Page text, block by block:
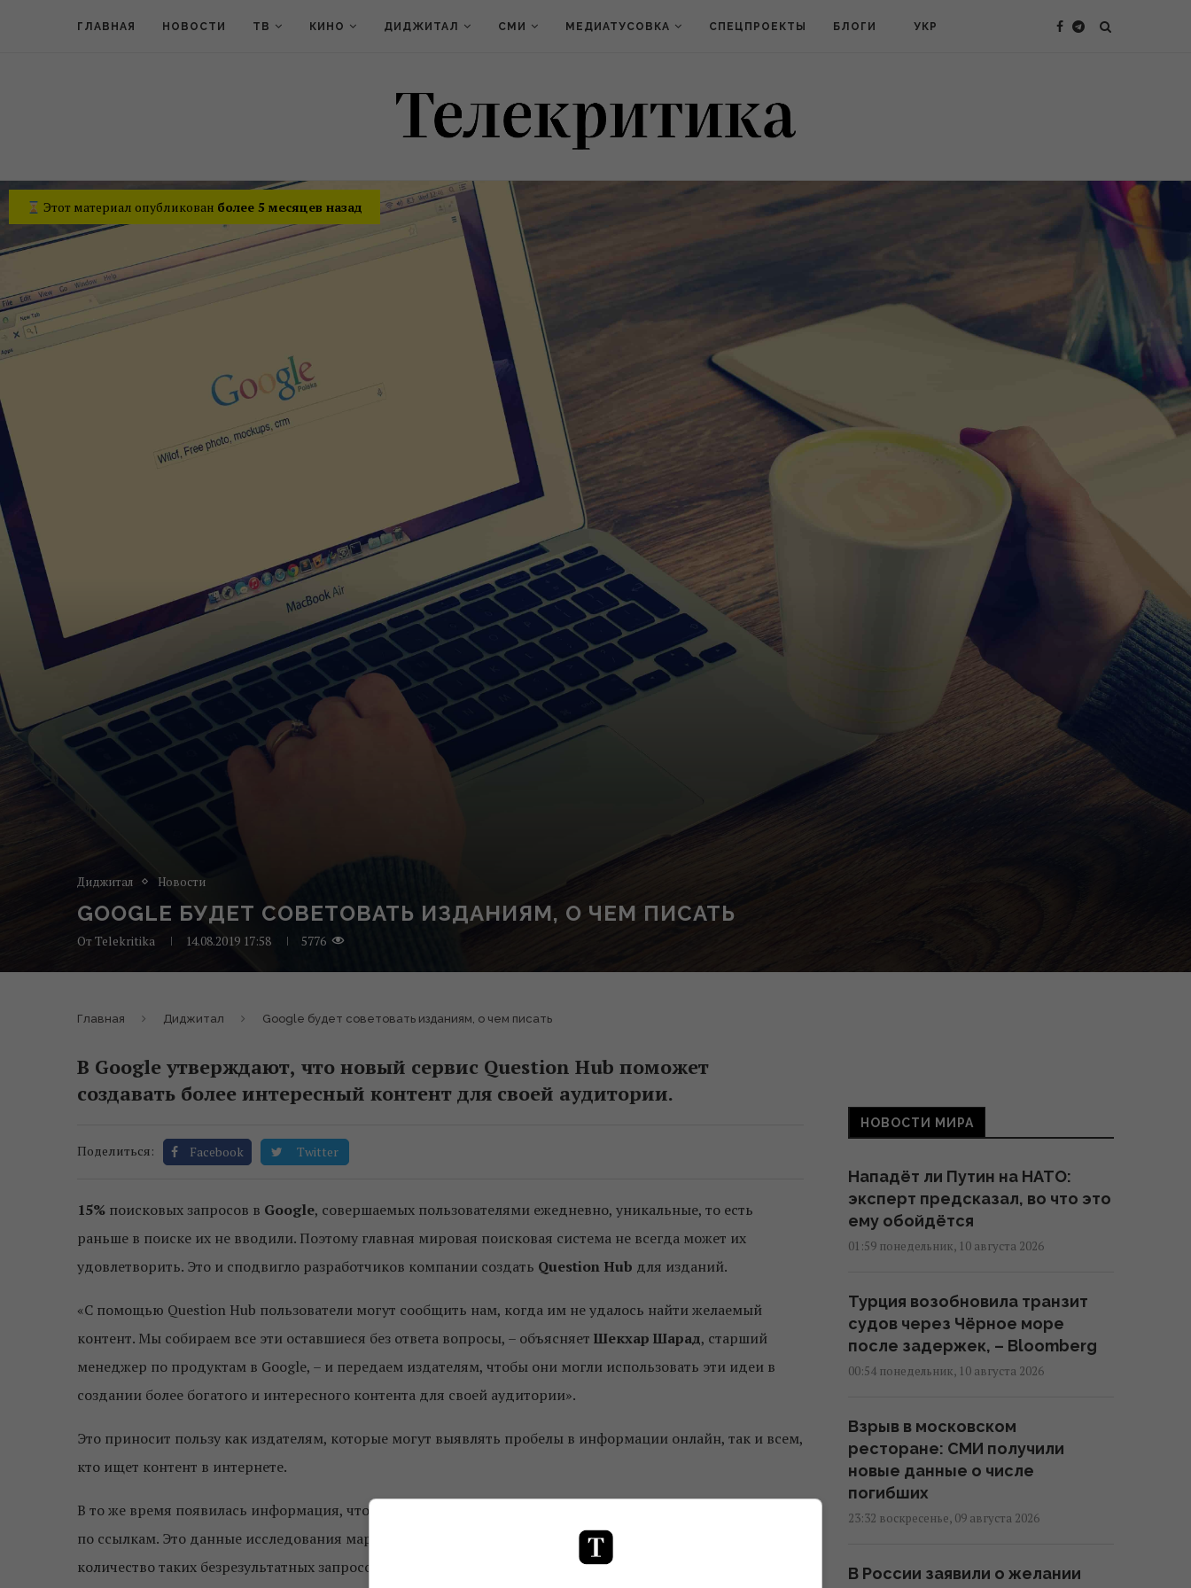
ГЛАВНАЯ НОВОСТИ ТВ КИНО ДИДЖИТАЛ СМИ МЕДИАТУСОВКА СПЕЦПРОЕКТЫ БЛОГИ УКР
Этот материал опубликован более 5 месяцев назад
Диджитал Новости
GOOGLE БУДЕТ СОВЕТОВАТЬ ИЗДАНИЯМ, О ЧЕМ ПИСАТЬ
ОтTelekritika 14.08.2019 17:58 5776
Главная Диджитал Google будет советовать изданиям, о чем писать
В Google утверждают, что новый сервис Question Hub поможет
создавать более интересный контент для своей аудитории.
Поделиться: Facebook Twitter
15% поисковых запросов в Google, совершаемых пользователями ежедневно, уникальные, то есть
раньше в поиске их не вводили. Поэтому главная мировая поисковая система не всегда может их
удовлетворить. Это и сподвигло разработчиков компании создать Question Hub для изданий.
«С помощью Question Hub пользователи могут сообщить нам, когда им не удалось найти желаемый
контент. Мы собираем все эти оставшиеся без ответа вопросы, – объясняет Шекхар Шарад, старший
менеджер по продуктам в Google, – и передаем издателям, чтобы они могли использовать эти идеи в
создании более богатого и интересного контента для своей аудитории».
Это приносит пользу как издателям, которые могут выявлять пробелы в информации онлайн, так и всем,
кто ищет контент в интернете.
В то же время появилась информация, что большинство запросов в Google заканчиваются без переходов
по ссылкам. Это данные исследования маркетинговой аналитической фирмы
количество таких безрезультатных запросов увеличивалось с 2016 года и продолжает рости.
НОВОСТИ МИРА
Нападёт ли Путин на НАТО:
эксперт предсказал, во что это
ему обойдётся
01:59 понедельник, 10 августа 2026
Турция возобновила транзит
судов через Чёрное море
после задержек, – Bloomberg
00:54 понедельник, 10 августа 2026
Взрыв в московском
ресторане: СМИ получили
новые данные о числе
погибших
23:32 воскресенье, 09 августа 2026
В России заявили о желании